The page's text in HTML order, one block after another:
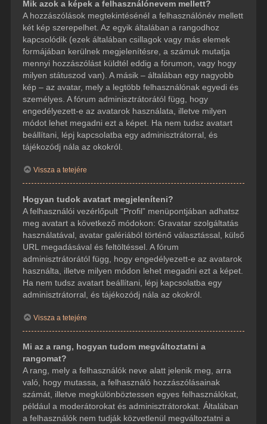
Mik azok a képek a felhasználónevem mellett?
A hozzászólások megtekintésénél a felhasználónév mellett
két kép szerepelhet. Az egyik általában a rangodhoz
kapcsolódik (ezek általában csillagok vagy más elemek
formájában kerülnek megjelenítésre, a számuk mutatja
mennyi hozzászólást küldtél eddig a fórumon, vagy hogy
milyen státuszod van). A másik – általában egy nagyobb
kép – az avatar, mely a legtöbb felhasználónak egyedi és
személyes. A fórum adminisztrátorától függ, hogy
engedélyezett-e az avatarok használata, illetve milyen
módot lehet megadni ezt a képet. Ha nem tudsz avatart
beállítani, lépj kapcsolatba egy adminisztrátorral, és
tájékozódj nála az okokról.
Vissza a tetejére
Hogyan tudok avatart megjeleníteni?
A felhasználói vezérlőpult “Profil” menüpontjában adhatsz
meg avatart a következő módokon: Gravatar szolgáltatás
használatával, avatar galériából történő választással, külső
URL megadásával és feltöltéssel. A fórum
adminisztrátorától függ, hogy engedélyezett-e az avatarok
használta, illetve milyen módon lehet megadni ezt a képet.
Ha nem tudsz avatart beállítani, lépj kapcsolatba egy
adminisztrátorral, és tájékozódj nála az okokról.
Vissza a tetejére
Mi az a rang, hogyan tudom megváltoztatni a
rangomat?
A rang, mely a felhasználók neve alatt jelenik meg, arra
való, hogy mutassa, a felhasználó hozzászólásainak
számát, illetve megkülönböztessen egyes felhasználókat,
például a moderátorokat és adminisztrátorokat. Általában
a felhasználók nem tudják közvetlenül megváltoztatni a